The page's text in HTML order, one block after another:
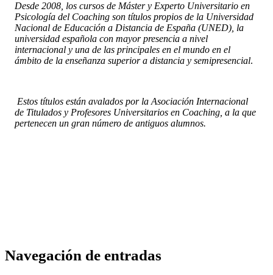
Desde 2008, los cursos de Máster y Experto Universitario en
Psicología del Coaching son títulos propios de la Universidad
Nacional de Educación a Distancia de España (UNED), la
universidad española con mayor presencia a nivel
internacional y una de las principales en el mundo en el
ámbito de la enseñanza superior a distancia y semipresencial.
Estos títulos están avalados por la Asociación Internacional
de Titulados y Profesores Universitarios en Coaching, a la que
pertenecen un gran número de antiguos alumnos.
Navegación de entradas